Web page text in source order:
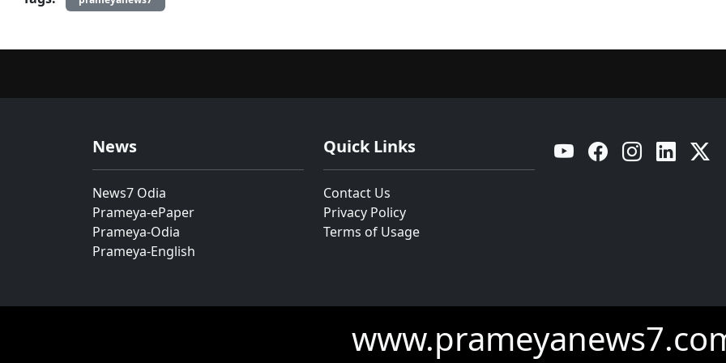
News
News7 Odia
Prameya-ePaper
Prameya-Odia
Prameya-English
Quick Links
Contact Us
Privacy Policy
Terms of Usage
YouTube Facebook Instagram Linkedin